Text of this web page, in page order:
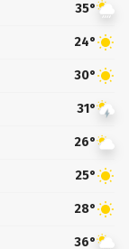
35°
24°
30°
31°
26°
25°
28°
36°